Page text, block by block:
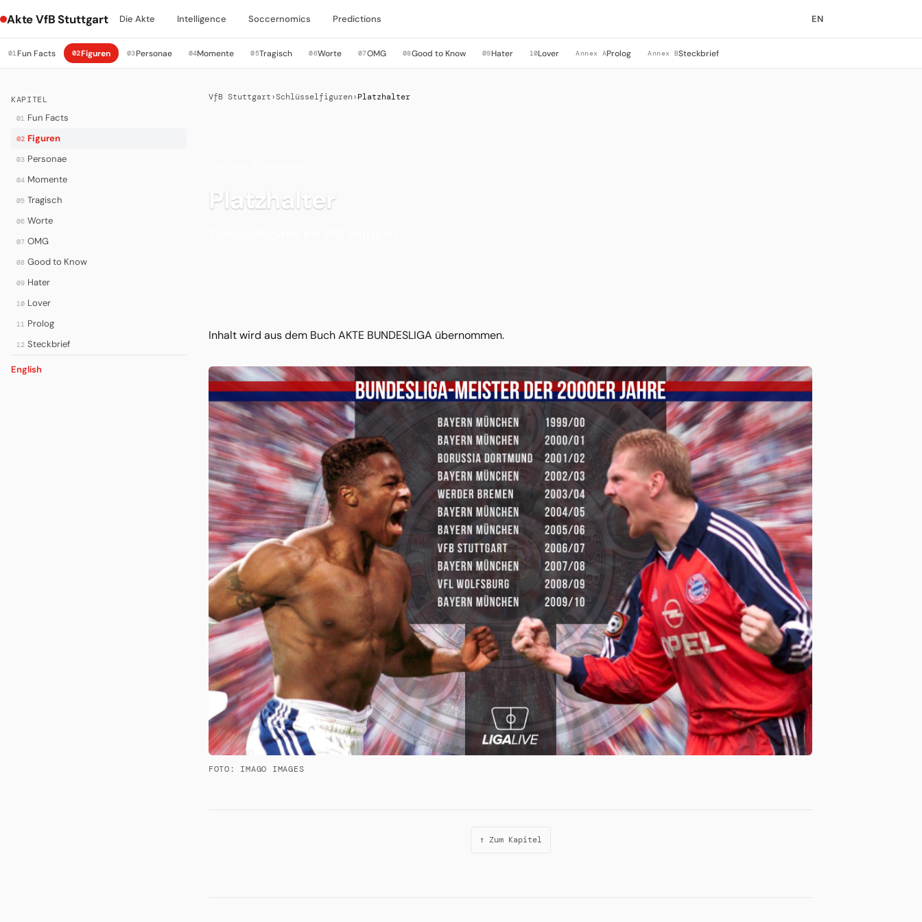
Akte VfB Stuttgart Die Akte Intelligence Soccernomics Predictions EN
01Fun Facts 02Figuren 03Personae 04Momente 05Tragisch 06Worte 07OMG 08Good to Know 09Hater 10Lover Annex AProlog Annex BSteckbrief
KAPITEL
01 Fun Facts
02 Figuren
03 Personae
04 Momente
05 Tragisch
06 Worte
07 OMG
08 Good to Know
09 Hater
10 Lover
11 Prolog
12 Steckbrief
English
VfB Stuttgart › Schlüsselfiguren›Platzhalter
Platzhalter
Inhalt wird aus dem Buch AKTE BUNDESLIGA übernommen.
FOTO: IMAGO IMAGES
↑ Zum Kapitel